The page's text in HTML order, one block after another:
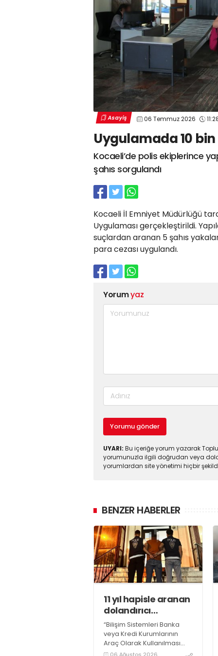
Asayiş 06 Temmuz 2026
Uygulamada 10 bin
Kocaeli’de polis ekiplerince
şahıs sorgulandı
Kocaeli İl Emniyet Müdürlüğü
Uygulaması gerçekleştirildi.
suçlardan aranan 5 şahıs
para cezası uygulandı.
Yorumyaz
Yorumu gönder
UYARI: Bu içeriğe yorum yazarak
yorumunuzla ilgili doğrudan veya
yorumlardan site yönetimi hiçbir
BENZER HABERLER
11 yıl hapisle aranan
dolandırıcı
yakalandı
“Bilişim Sistemleri Banka
veya Kredi Kurumlarının
Araç Olarak Kullanılması
Suretiyle Dolandırıcılık”
06 Ağustos 2026